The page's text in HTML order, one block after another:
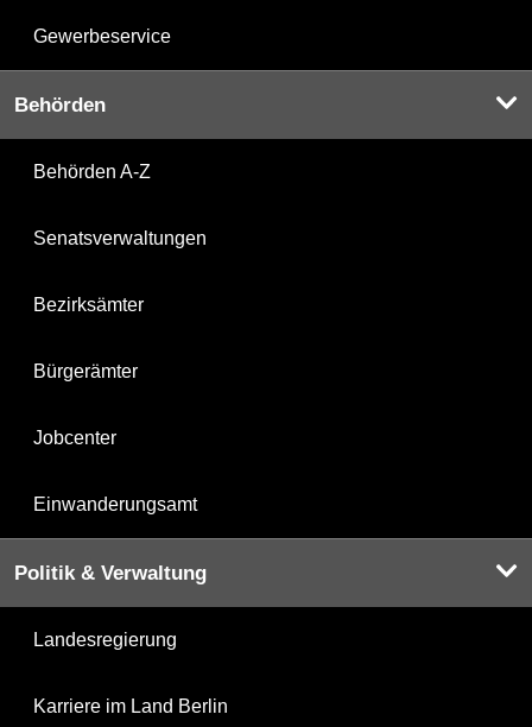
Gewerbeservice
Behörden
Behörden A-Z
Senatsverwaltungen
Bezirksämter
Bürgerämter
Jobcenter
Einwanderungsamt
Politik & Verwaltung
Landesregierung
Karriere im Land Berlin